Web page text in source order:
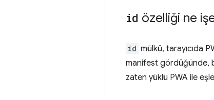
id özelliği ne
id mülkü, tarayıcıda
manifest gördüğünde,
zaten yüklü PWA ile